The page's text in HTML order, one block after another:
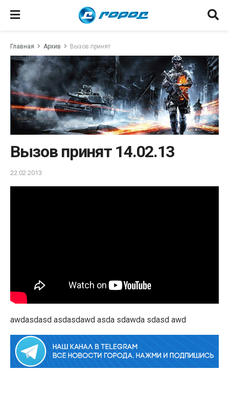
Главная Архив Вызов принят
Вызов принят 14.02.13
22.02.2013
awdasdasd asdasdawd asda sdawda sdasd awd